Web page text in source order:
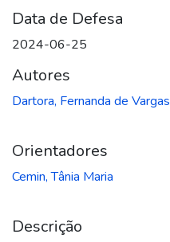
Data de Defesa
2024-06-25
Autores
Dartora, Fernanda de Vargas
Orientadores
Cemin, Tânia Maria
Descrição